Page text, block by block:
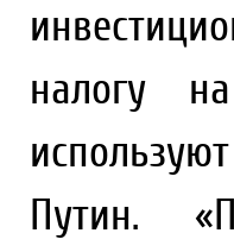
налогу
Путин.